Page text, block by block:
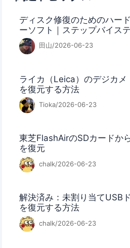
ディスク修復のためのハー
ーソフト｜ステップバイス
田山/2026-06-23
ライカ（Leica）のデジカ
を復元する方法
Tioka/2026-06-23
東芝FlashAirのSDカードか
を復元
chalk/2026-06-23
解決済み：未割り当てUSB
を復元する方法
chalk/2026-06-23